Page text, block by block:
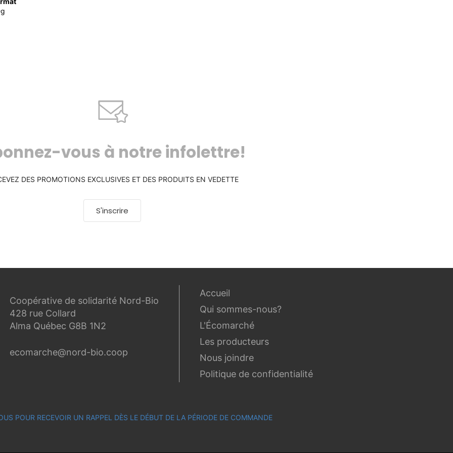
vous à notre infolettre!
DES PROMOTIONS EXCLUSIVES ET DES PRODUITS EN VEDETTE
S'inscrire
Coopérative de solidarité Nord-Bio
428 rue Collard
Alma Québec G8B 1N2
ecomarche@nord-bio.coop
Accueil
Qui sommes-nous?
L'Écomarché
Les producteurs
Nous joindre
Politique de confidentialité
POUR RECEVOIR UN RAPPEL DÈS LE DÉBUT DE LA PÉRIODE DE COMMANDE